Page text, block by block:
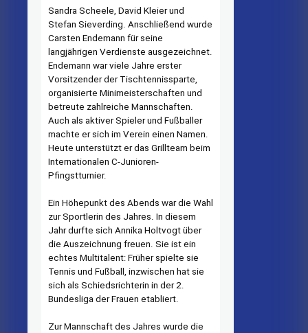
Sandra Scheele, David Kleier und
Stefan Sieverding. Anschließend wurde
Carsten Endemann für seine
langjährigen Verdienste ausgezeichnet.
Endemann war viele Jahre erster
Vorsitzender der Tischtennissparte,
organisierte Minimeisterschaften und
betreute zahlreiche Mannschaften.
Auch als aktiver Spieler und Fußballer
machte er sich im Verein einen Namen.
Heute unterstützt er das Grillteam beim
Internationalen C-Junioren-
Pfingstturnier.
Ein Höhepunkt des Abends war die Wahl
zur Sportlerin des Jahres. In diesem
Jahr durfte sich Annika Holtvogt über
die Auszeichnung freuen. Sie ist ein
echtes Multitalent: Früher spielte sie
Tennis und Fußball, inzwischen hat sie
sich als Schiedsrichterin in der 2.
Bundesliga der Frauen etabliert.
Zur Mannschaft des Jahres wurde die